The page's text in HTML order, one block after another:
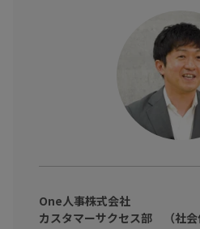
にインタビューさせてい
年2回の人事評価運用に年間800時
ヨペット株式会社様 は、なぜ「
『わたしたちのDX』 、
One人事株式会社
カスタマーサクセス部 （社会